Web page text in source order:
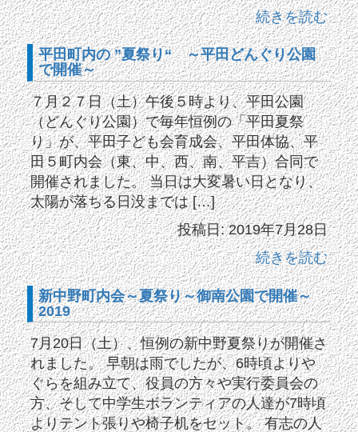
続きを読む
平田町内の ”夏祭り“ ～平田どんぐり公園
で開催～
７月２７日（土）午後５時より、平田公園
（どんぐり公園）で毎年恒例の「平田夏祭
り」が、平田子ども会育成会、平田体協、平
田５町内会（東、中、西、南、平吉）合同で
開催されました。 当日は大変暑い日となり、
太陽が落ちる日没までは […]
投稿日: 2019年7月28日
続きを読む
新中野町内会～夏祭り～御南公園で開催～
2019
7月20日（土）、恒例の新中野夏祭りが開催さ
れました。 早朝は雨でしたが、6時頃よりや
ぐらを組み立て、役員の方々や実行委員会の
方、そして中学生ボランティアの人達が7時頃
よりテント張りや椅子机をセット。 有志の人